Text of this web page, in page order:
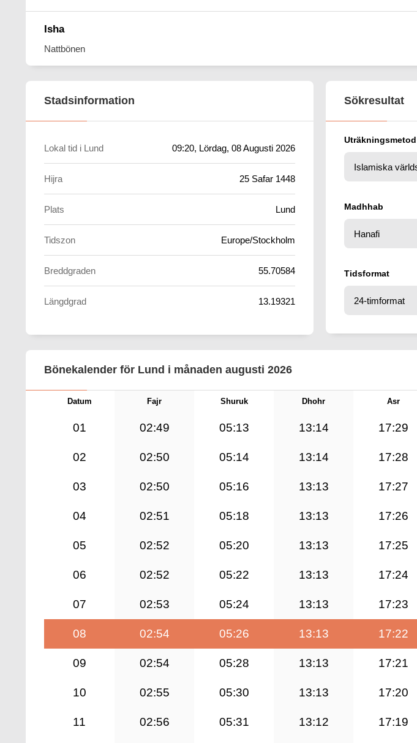
Isha
Nattbönen
Stadsinformation
Lokal tid i Lund 09:20, Lördag, 08 Augusti 2026
Hijra 25 Safar 1448
Plats Lund
Tidszon Europe/Stockholm
Breddgraden 55.70584
Längdgrad 13.19321
Sökresultat
Uträkningsmetod
Madhhab
Tidsformat
Bönekalender för Lund i månaden augusti 2026
Datum Fajr Shuruk Dhohr Asr
01 02:49 05:13 13:14 17:29
02 02:50 05:14 13:14 17:28
03 02:50 05:16 13:13 17:27
04 02:51 05:18 13:13 17:26
05 02:52 05:20 13:13 17:25
06 02:52 05:22 13:13 17:24
07 02:53 05:24 13:13 17:23
08 02:54 05:26 13:13 17:22
09 02:54 05:28 13:13 17:21
10 02:55 05:30 13:13 17:20
11 02:56 05:31 13:12 17:19